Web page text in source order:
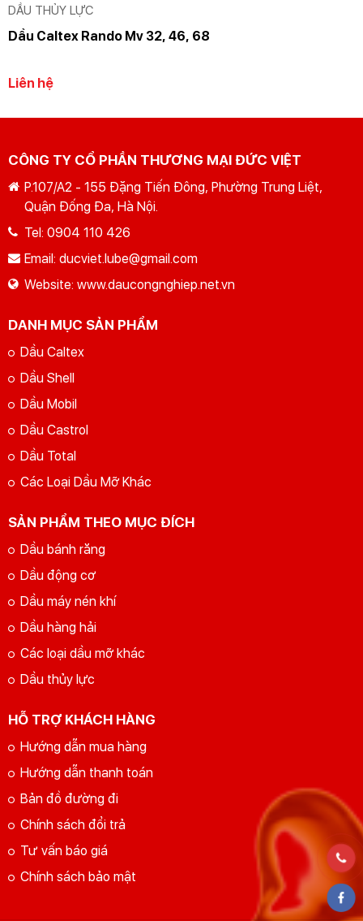
DẦU THỦY LỰC
Dầu Caltex Rando Mv 32, 46, 68
Liên hệ
CÔNG TY CỔ PHẦN THƯƠNG MẠI ĐỨC VIỆT
P.107/A2 - 155 Đặng Tiến Đông, Phường Trung Liệt,
Quận Đống Đa, Hà Nội.
Tel: 0904 110 426
Email: ducviet.lube@gmail.com
Website: www.daucongnghiep.net.vn
DANH MỤC SẢN PHẨM
Dầu Caltex
Dầu Shell
Dầu Mobil
Dầu Castrol
Dầu Total
Các Loại Dầu Mỡ Khác
SẢN PHẨM THEO MỤC ĐÍCH
Dầu bánh răng
Dầu động cơ
Dầu máy nén khí
Dầu hàng hải
Các loại dầu mỡ khác
Dầu thủy lực
HỖ TRỢ KHÁCH HÀNG
Hướng dẫn mua hàng
Hướng dẫn thanh toán
Bản đồ đường đi
Chính sách đổi trả
Tư vấn báo giá
Chính sách bảo mật